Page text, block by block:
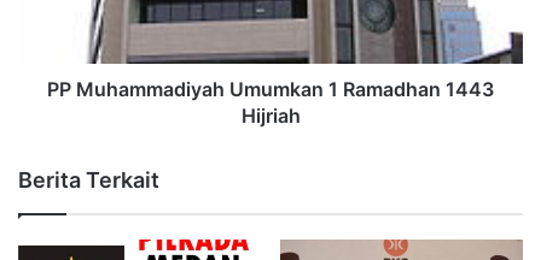
PP Muhammadiyah Umumkan 1 Ramadhan 1443
Hijriah
Berita Terkait